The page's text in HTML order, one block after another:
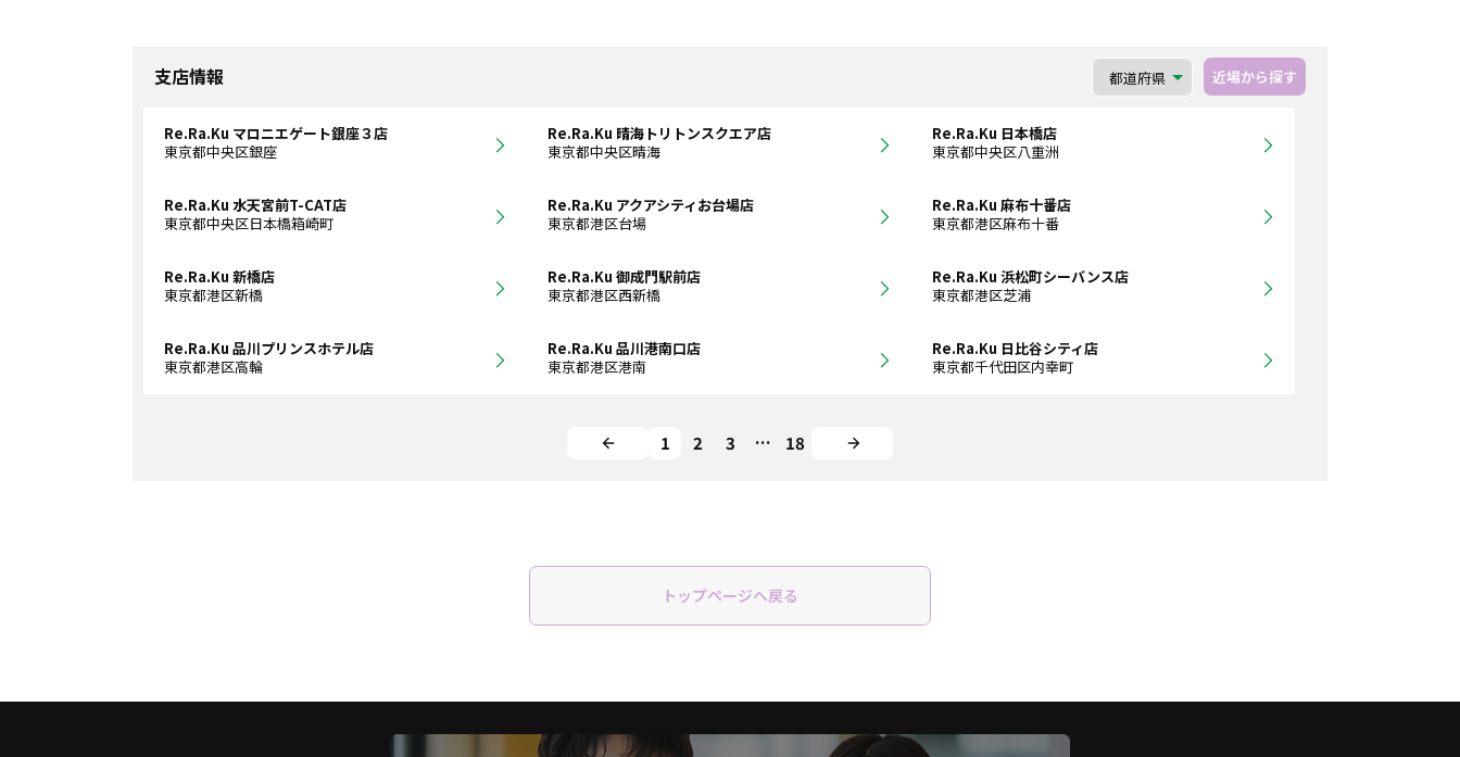
支店情報 近場から探す
Re.Ra.Ku マロニエゲート銀座３店
東京都中央区銀座
Re.Ra.Ku 晴海トリトンスクエア店
東京都中央区晴海
Re.Ra.Ku 日本橋店
東京都中央区八重洲
Re.Ra.Ku 水天宮前T-CAT店
東京都中央区日本橋箱崎町
Re.Ra.Ku アクアシティお台場店
東京都港区台場
Re.Ra.Ku 麻布十番店
東京都港区麻布十番
Re.Ra.Ku 新橋店
東京都港区新橋
Re.Ra.Ku 御成門駅前店
東京都港区西新橋
Re.Ra.Ku 浜松町シーバンス店
東京都港区芝浦
Re.Ra.Ku 品川プリンスホテル店
東京都港区高輪
Re.Ra.Ku 品川港南口店
東京都港区港南
Re.Ra.Ku 日比谷シティ店
東京都千代田区内幸町
1 2 3 … 18
トップページへ戻る